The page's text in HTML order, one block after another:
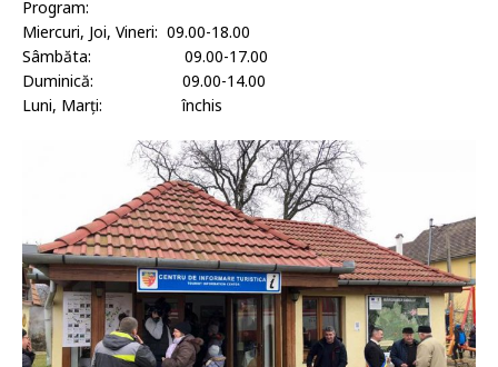
Program:
Miercuri, Joi, Vineri: 09.00-18.00
Sâmbăta: 09.00-17.00
Duminică: 09.00-14.00
Luni, Marți: închis